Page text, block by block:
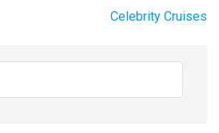
Celebrity Cruises